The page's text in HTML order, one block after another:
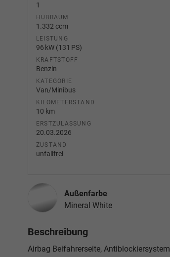
1
HUBRAUM
1.332 ccm
LEISTUNG
96 kW (131 PS)
KRAFTSTOFF
Benzin
KATEGORIE
Van/Minibus
KILOMETERSTAND
10 km
ERSTZULASSUNG
20.03.2026
ZUSTAND
unfallfrei
Außenfarbe
Mineral White
Beschreibung
Airbag Beifahrerseite,